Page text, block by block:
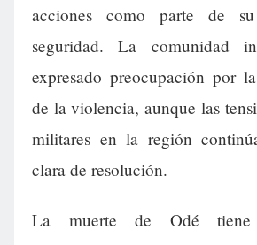
acciones como parte de
seguridad. La comunidad
expresado preocupación por
de la violencia, aunque las
militares en la región
clara de resolución.
La muerte de Odé tiene